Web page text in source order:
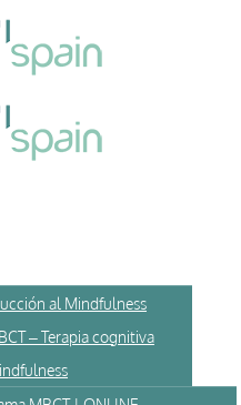
al Mindfulness
– Terapia cognitiva